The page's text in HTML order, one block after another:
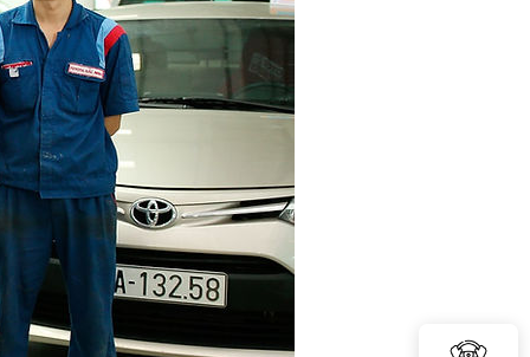
KÝ ĐỂ ĐƯỢC GIẢM GIÁ
TIỀN MẶT ĐẶC BIỆT